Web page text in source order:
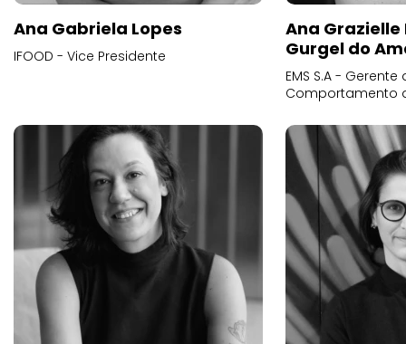
Ana Gabriela Lopes
IFOOD - Vice Presidente
Ana
Gurgel do
EMS S.A -
Comportamento